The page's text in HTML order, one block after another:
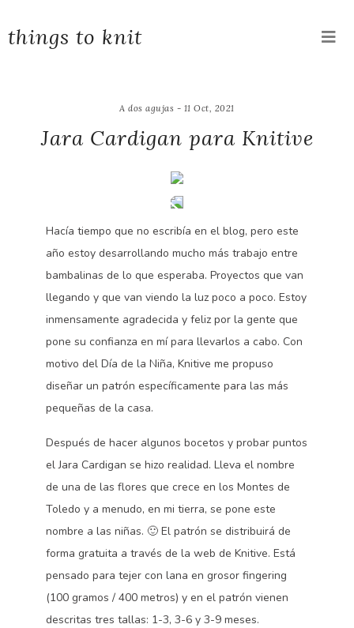
things to knit
A dos agujas - 11 Oct, 2021
Jara Cardigan para Knitive
Hacía tiempo que no escribía en el blog, pero este
año estoy desarrollando mucho más trabajo entre
bambalinas de lo que esperaba. Proyectos que van
llegando y que van viendo la luz poco a poco. Estoy
inmensamente agradecida y feliz por la gente que
pone su confianza en mí para llevarlos a cabo. Con
motivo del Día de la Niña, Knitive me propuso
diseñar un patrón específicamente para las más
pequeñas de la casa.
Después de hacer algunos bocetos y probar puntos
el Jara Cardigan se hizo realidad. Lleva el nombre
de una de las flores que crece en los Montes de
Toledo y a menudo, en mi tierra, se pone este
nombre a las niñas. 🙂 El patrón se distribuirá de
forma gratuita a través de la web de Knitive. Está
pensado para tejer con lana en grosor fingering
(100 gramos / 400 metros) y en el patrón vienen
descritas tres tallas: 1-3, 3-6 y 3-9 meses.